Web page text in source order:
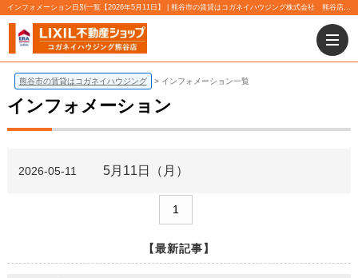
インフォメーション日別一覧【2026年5月11日】 | 熊谷市の賃貸はコガネイハウジング株式会社 熊谷店にお任せ下さい！
熊谷市の賃貸はコガネイハウジング インフォメーション一覧
インフォメーション
2026-05-11 5月11日（月）
1
【最新記事】